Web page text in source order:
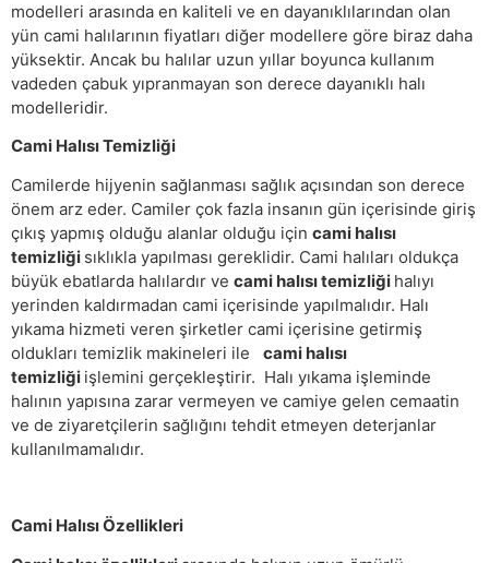
modelleri arasında en kaliteli ve en dayanıklılarından olan
yün cami halılarının fiyatları diğer modellere göre biraz daha
yüksektir. Ancak bu halılar uzun yıllar boyunca kullanım
vadeden çabuk yıpranmayan son derece dayanıklı halı
modelleridir.
Cami Halısı Temizliği
Camilerde hijyenin sağlanması sağlık açısından son derece
önem arz eder. Camiler çok fazla insanın gün içerisinde giriş
çıkış yapmış olduğu alanlar olduğu için cami halısı
temizliği sıklıkla yapılması gereklidir. Cami halıları oldukça
büyük ebatlarda halılardır ve cami halısı temizliği halıyı
yerinden kaldırmadan cami içerisinde yapılmalıdır. Halı
yıkama hizmeti veren şirketler cami içerisine getirmiş
oldukları temizlik makineleri ile cami halısı
temizliği işlemini gerçekleştirir. Halı yıkama işleminde
halının yapısına zarar vermeyen ve camiye gelen cemaatin
ve de ziyaretçilerin sağlığını tehdit etmeyen deterjanlar
kullanılmamalıdır.
Cami Halısı Özellikleri